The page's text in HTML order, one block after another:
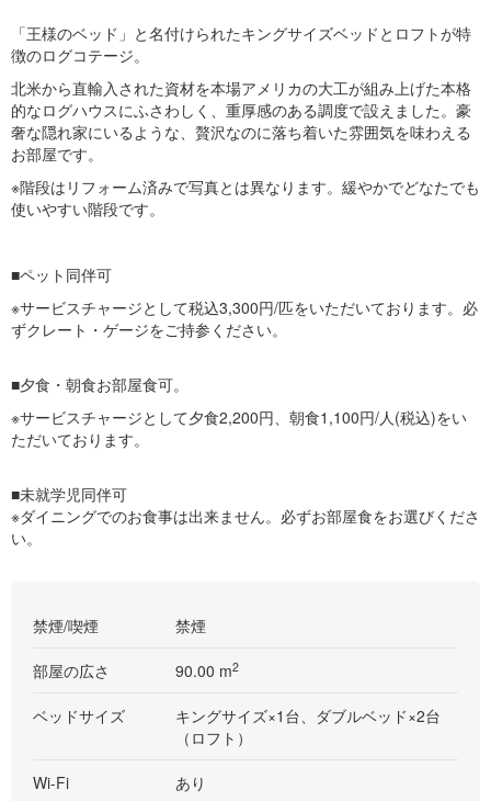
vi
o
u
s
xt
「王様のベッド」と名付けられたキングサイズベッドとロフトが特
徴のログコテージ。
北米から直輸入された資材を本場アメリカの大工が組み上げた本格
的なログハウスにふさわしく、重厚感のある調度で設えました。豪
奢な隠れ家にいるような、贅沢なのに落ち着いた雰囲気を味わえる
お部屋です。
※階段はリフォーム済みで写真とは異なります。緩やかでどなたでも
使いやすい階段です。
■ペット同伴可
※サービスチャージとして税込3,300円/匹をいただいております。必
ずクレート・ゲージをご持参ください。
■夕食・朝食お部屋食可。
※サービスチャージとして夕食2,200円、朝食1,100円/人(税込)をい
ただいております。
■未就学児同伴可
※ダイニングでのお食事は出来ません。必ずお部屋食をお選びくださ
い。
禁煙/喫煙 禁煙
部屋の広さ 90.00 m2
ベッドサイズ
キングサイズ×1台、ダブルベッド×2台
（ロフト）
Wi-Fi あり